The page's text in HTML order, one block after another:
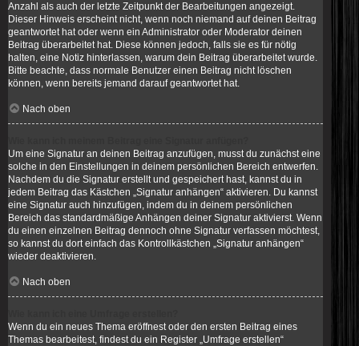
Anzahl als auch der letzte Zeitpunkt der Bearbeitungen angezeigt.
Dieser Hinweis erscheint nicht, wenn noch niemand auf deinen Beitrag
geantwortet hat oder wenn ein Administrator oder Moderator deinen
Beitrag überarbeitet hat. Diese können jedoch, falls sie es für nötig
halten, eine Notiz hinterlassen, warum dein Beitrag überarbeitet wurde.
Bitte beachte, dass normale Benutzer einen Beitrag nicht löschen
können, wenn bereits jemand darauf geantwortet hat.
Nach oben
Um eine Signatur an deinen Beitrag anzufügen, musst du zunächst eine
solche in den Einstellungen in deinem persönlichen Bereich entwerfen.
Nachdem du die Signatur erstellt und gespeichert hast, kannst du in
jedem Beitrag das Kästchen „Signatur anhängen“ aktivieren. Du kannst
eine Signatur auch hinzufügen, indem du in deinem persönlichen
Bereich das standardmäßige Anhängen deiner Signatur aktivierst. Wenn
du einen einzelnen Beitrag dennoch ohne Signatur verfassen möchtest,
so kannst du dort einfach das Kontrollkästchen „Signatur anhängen“
wieder deaktivieren.
Nach oben
Wenn du ein neues Thema eröffnest oder den ersten Beitrag eines
Themas bearbeitest, findest du ein Register „Umfrage erstellen“